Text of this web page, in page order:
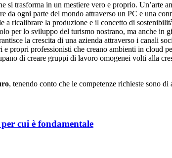
si trasforma in un mestiere vero e proprio. Un’arte
da ogni parte del mondo attraverso un PC e una
a ricalibrare la produzione e il concetto di
per lo sviluppo del turismo nostrano, ma anche in
la crescita di una azienda attraverso i canali
e propri professionisti che creano ambienti in cloud
di creare gruppi di lavoro omogenei volti alla
, tenendo conto che le competenze richieste sono
cui è fondamentale